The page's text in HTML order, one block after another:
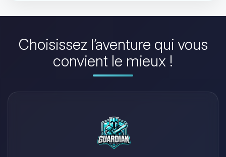
Choisissez l’aventure qui vous
convient le mieux !